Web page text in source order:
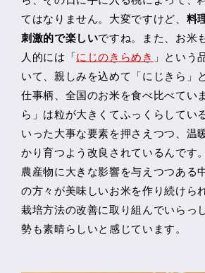
てはなりません。大変ですけど、 料
刺激的で楽しいですね。また、お米
人的には「にじのきらめき 」という
いて、親しみを込めて「にじきら」
仕事柄、全国のお米を食べ比べてい
ら」は粒が大きくてふっくらしてい
いった大事な要素を押さえつつ、温
かり育つよう改良されているんです
農産物に大きな影響を与えつつある
の方々が美味しいお米を作り続けら
栽培方法の改善に取り組んでいらっ
勢も素晴らしいと感じています。